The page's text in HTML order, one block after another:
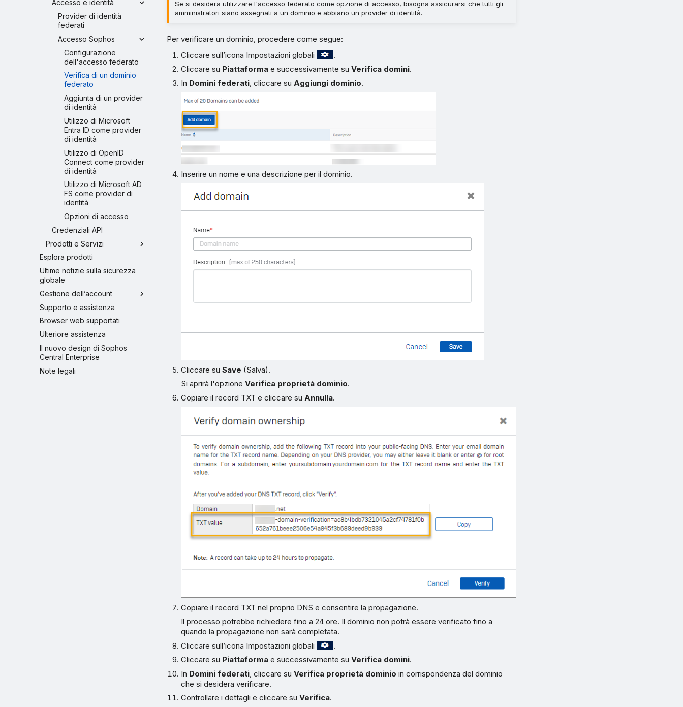
Accesso e identità
Provider di identità
federati
Accesso Sophos
Configurazione
dell'accesso federato
Verifica di un dominio
federato
Aggiunta di un provider
di identità
Utilizzo di Microsoft
Entra ID come provider
di identità
Utilizzo di OpenID
Connect come provider
di identità
Utilizzo di Microsoft AD
FS come provider di
identità
Opzioni di accesso
Credenziali API
Prodotti e Servizi
Esplora prodotti
Ultime notizie sulla sicurezza
globale
Gestione dell’account
Supporto e assistenza
Browser web supportati
Ulteriore assistenza
Il nuovo design di Sophos
Central Enterprise
Note legali
Se si desidera utilizzare l'accesso federato come opzione di accesso, bisogna assicurarsi che tutti gli
amministratori siano assegnati a un dominio e abbiano un provider di identità.
Per verificare un dominio, procedere come segue:
Cliccare sull’icona Impostazioni globali
.
Cliccare su Piattaforma e successivamente suVerifica domini.
In Domini federati, cliccare suAggiungi dominio.
Inserire un nome e una descrizione per il dominio.
Cliccare suSave (Salva).
Si aprirà l'opzioneVerifica proprietà dominio.
Copiare il record TXT e cliccare suAnnulla.
Copiare il record TXT nel proprio DNS e consentire la propagazione.
Il processo potrebbe richiedere fino a 24 ore. Il dominio non potrà essere verificato fino a
quando la propagazione non sarà completata.
Cliccare sull’icona Impostazioni globali
.
Cliccare su Piattaforma e successivamente suVerifica domini.
In Domini federati , cliccare suVerifica proprietà dominio in corrispondenza del dominio
che si desidera verificare.
Controllare i dettagli e cliccare suVerifica.